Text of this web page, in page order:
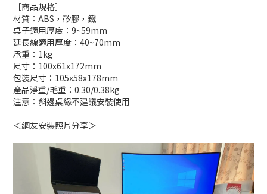
［商品規格］
材質：ABS，矽膠，鐵
桌子適用厚度：9~59mm
延長線適用厚度：40~70mm
承重：1kg
尺寸：100x61x172mm
包裝尺寸：105x58x178mm
產品淨重/毛重：0.30/0.38kg
注意：斜邊桌緣不建議安裝使用
＜網友安裝照片分享＞